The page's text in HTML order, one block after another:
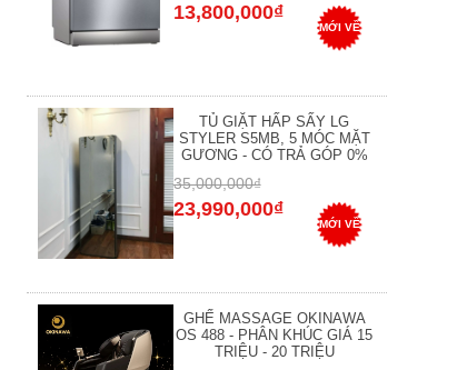
13,800,000₫
MỚI VỀ
TỦ GIẶT HẤP SẤY LG
STYLER S5MB, 5 MÓC MẶT
GƯƠNG - CÓ TRẢ GÓP 0%
35,000,000₫
23,990,000₫
MỚI VỀ
GHẾ MASSAGE OKINAWA
OS 488 - PHÂN KHÚC GIÁ 15
TRIỆU - 20 TRIỆU